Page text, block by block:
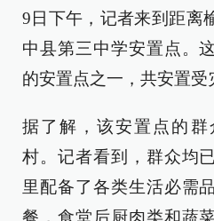
9日下午，记者来到距离
中县第三中学安置点。
的安置点之一，共安置受
据了解，该安置点的
村。记者看到，群众均
里配备了各类生活必需